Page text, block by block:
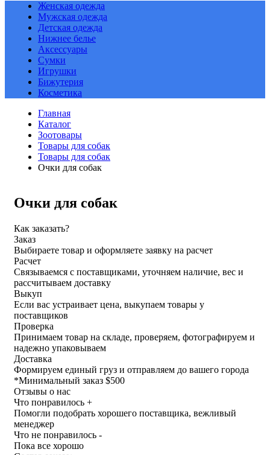
Женская одежда
Мужская одежда
Детская одежда
Нижнее белье
Аксессуары
Сумки
Игрушки
Бижутерия
Косметика
Главная
Каталог
Зоотовары
Товары для собак
Товары для собак
Очки для собак
Очки для собак
Как заказать?
Заказ
Выбираете товар и оформляете заявку на расчет
Расчет
Связываемся с поставщиками, уточняем наличие, вес и
рассчитываем доставку
Выкуп
Если вас устраивает цена, выкупаем товары у
поставщиков
Проверка
Принимаем товар на складе, проверяем, фотографируем и
надежно упаковываем
Доставка
Формируем единый груз и отправляем до вашего города
*Минимальный заказ $500
Отзывы о нас
Что понравилось +
Помогли подобрать хорошего поставщика, вежливый
менеджер
Что не понравилось -
Пока все хорошо